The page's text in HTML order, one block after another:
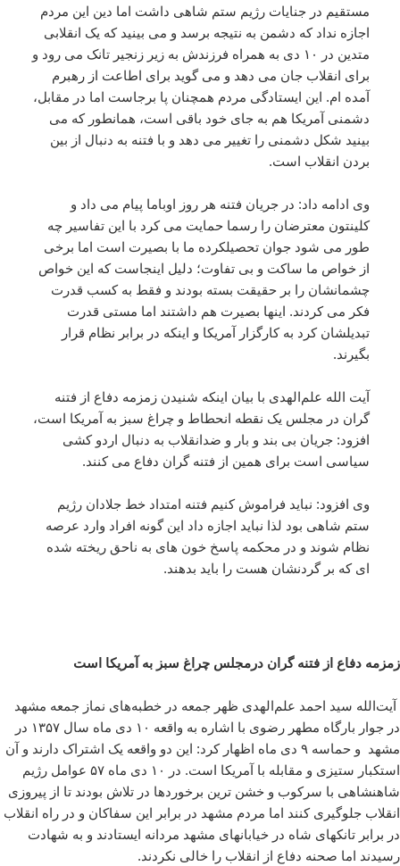
مستقیم در جنایات رژیم ستم شاهی داشت اما دین این مردم
اجازه نداد که دشمن به نتیجه برسد و می بینید که یک انقلابی
متدین در ۱۰ دی به همراه فرزندش به زیر زنجیر تانک می رود و
برای انقلاب جان می دهد و می گوید برای اطاعت از رهبرم
آمده ام. این ایستادگی مردم همچنان پا برجاست اما در مقابل،
دشمنی آمریکا هم به جای خود باقی است، همانطور که می
بینید شکل دشمنی را تغییر می دهد و با فتنه به دنبال از بین
بردن انقلاب است.
وی ادامه داد: در جریان فتنه هر روز اوباما پیام می داد و
کلینتون معترضان را رسما حمایت می کرد با این تفاسیر چه
طور می شود جوان تحصیلکرده ما با بصیرت است اما برخی
از خواص ما ساکت و بی تفاوت؛ دلیل اینجاست که این خواص
چشمانشان را بر حقیقت بسته بودند و فقط به کسب قدرت
فکر می کردند. اینها بصیرت هم داشتند اما مستی قدرت
تبدیلشان کرد به کارگزار آمریکا و اینکه در برابر نظام قرار
بگیرند.
آیت الله علم‌الهدی با بیان اینکه شنیدن زمزمه دفاع از فتنه
گران در مجلس یک نقطه انحطاط و چراغ سبز به آمریکا است،
افزود: جریان بی بند و بار و ضدانقلاب به دنبال اردو کشی
سیاسی است برای همین از فتنه گران دفاع می کنند.
وی افزود: نباید فراموش کنیم فتنه امتداد خط جلادان رژیم
ستم شاهی بود لذا نباید اجازه داد این گونه افراد وارد عرصه
نظام شوند و در محکمه پاسخ خون های به ناحق ریخته شده
ای که بر گردنشان هست را باید بدهند.
زمزمه دفاع از فتنه گران درمجلس چراغ سبز به آمریکا است
آیت‌الله سید احمد علم‌الهدی ظهر جمعه در خطبه‌های نماز جمعه مشهد
در جوار بارگاه مطهر رضوی با اشاره به واقعه ۱۰ دی ماه سال ۱۳۵۷ در
مشهد و حماسه ۹ دی ماه اظهار کرد: این دو واقعه یک اشتراک دارند و آن
استکبار ستیزی و مقابله با آمریکا است. در ۱۰ دی ماه ۵۷ عوامل رژیم
شاهنشاهی با سرکوب و خشن ترین برخوردها در تلاش بودند تا از پیروزی
انقلاب جلوگیری کنند اما مردم مشهد در برابر این سفاکان و در راه انقلاب
در برابر تانکهای شاه در خیابانهای مشهد مردانه ایستادند و به شهادت
رسیدند اما صحنه دفاع از انقلاب را خالی نکردند.